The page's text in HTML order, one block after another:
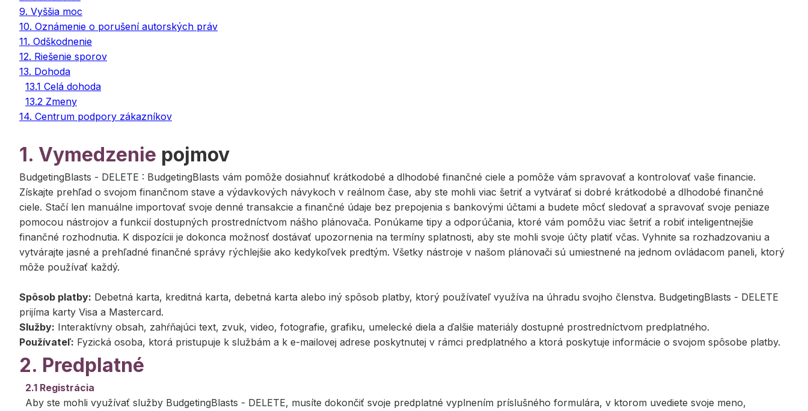
9. Vyššia moc
10. Oznámenie o porušení autorských práv
11. Odškodnenie
12. Riešenie sporov
13. Dohoda
13.1 Celá dohoda
13.2 Zmeny
14. Centrum podpory zákazníkov
1. Vymedzenie pojmov
BudgetingBlasts - DELETE : BudgetingBlasts vám pomôže dosiahnuť krátkodobé a dlhodobé finančné ciele a pomôže vám spravovať a kontrolovať vaše financie.
Získajte prehľad o svojom finančnom stave a výdavkových návykoch v reálnom čase, aby ste mohli viac šetriť a vytvárať si dobré krátkodobé a dlhodobé finančné
ciele. Stačí len manuálne importovať svoje denné transakcie a finančné údaje bez prepojenia s bankovými účtami a budete môcť sledovať a spravovať svoje peniaze
pomocou nástrojov a funkcií dostupných prostredníctvom nášho plánovača. Ponúkame tipy a odporúčania, ktoré vám pomôžu viac šetriť a robiť inteligentnejšie
finančné rozhodnutia. K dispozícii je dokonca možnosť dostávať upozornenia na termíny splatnosti, aby ste mohli svoje účty platiť včas. Vyhnite sa rozhadzovaniu a
vytvárajte jasné a prehľadné finančné správy rýchlejšie ako kedykoľvek predtým. Všetky nástroje v našom plánovači sú umiestnené na jednom ovládacom paneli, ktorý
môže používať každý.
Spôsob platby: Debetná karta, kreditná karta, debetná karta alebo iný spôsob platby, ktorý používateľ využíva na úhradu svojho členstva. BudgetingBlasts - DELETE
prijíma karty Visa a Mastercard.
Služby: Interaktívny obsah, zahŕňajúci text, zvuk, video, fotografie, grafiku, umelecké diela a ďalšie materiály dostupné prostredníctvom predplatného.
Používateľ: Fyzická osoba, ktorá pristupuje k službám a k e-mailovej adrese poskytnutej v rámci predplatného a ktorá poskytuje informácie o svojom spôsobe platby.
2. Predplatné
2.1 Registrácia
Aby ste mohli využívať služby BudgetingBlasts - DELETE, musíte dokončiť svoje predplatné vyplnením príslušného formulára, v ktorom uvediete svoje meno,